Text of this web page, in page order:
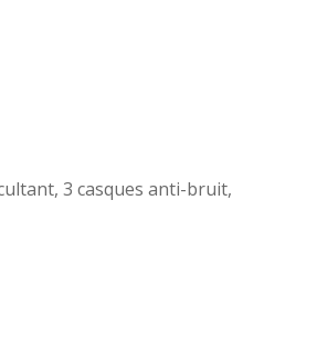
3 casques anti-bruit,